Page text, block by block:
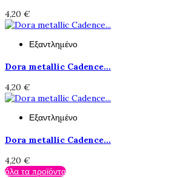
4,20 €
Εξαντλημένο
Dora metallic Cadence...
4,20 €
Εξαντλημένο
Dora metallic Cadence...
4,20 €
όλα τα προϊόντα